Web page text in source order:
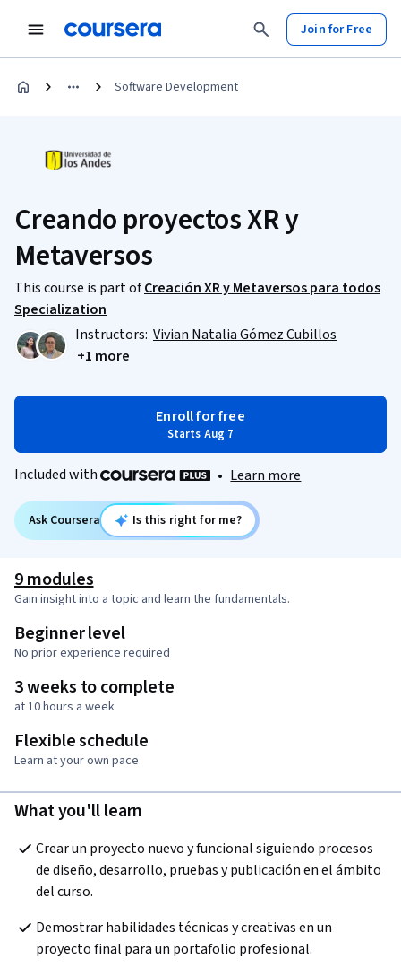
Join for Free
Software Development
Creando proyectos XR y
Metaversos
This course is part ofCreación XR y Metaversos para todos
Specialization
Instructors: Vivian Natalia Gómez Cubillos
+1 more
Enroll for free
Starts Aug 7
Included with • Learn more
Ask Coursera Is this right for me?
9 modules
Gain insight into a topic and learn the fundamentals.
Beginner level
No prior experience required
3 weeks to complete
at 10 hours a week
Flexible schedule
Learn at your own pace
What you'll learn
Crear un proyecto nuevo y funcional siguiendo procesos
de diseño, desarrollo, pruebas y publicación en el ámbito
del curso.
Demostrar habilidades técnicas y creativas en un
proyecto final para un portafolio profesional.